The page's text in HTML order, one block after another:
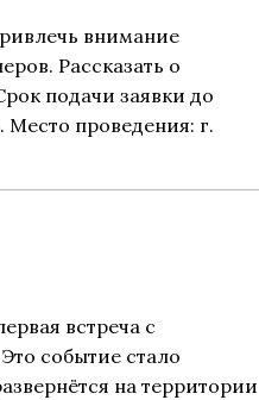
внимание
Рассказать о
подачи заявки до
Место проведения: г.
встреча с
событие стало
на территории